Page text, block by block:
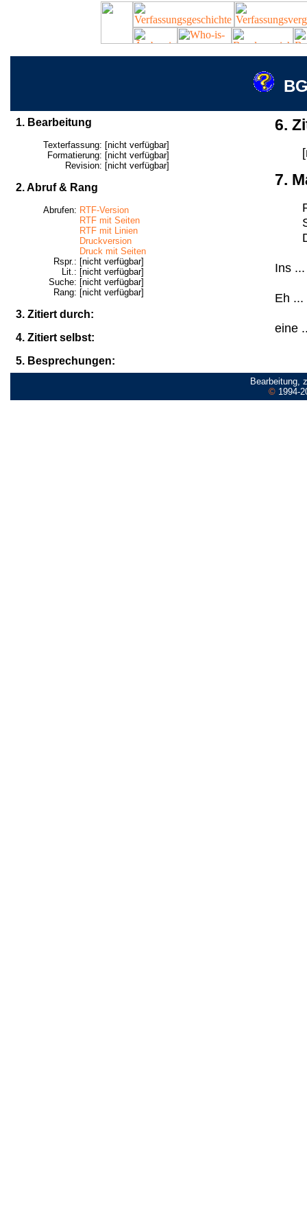
1. Bearbeitung
Texterfassung: [nicht verfügbar]
Formatierung: [nicht verfügbar]
Revision: [nicht verfügbar]
2. Abruf & Rang
Abrufen: RTF-Version
RTF mit Seiten
RTF mit Linien
Druckversion
Druck mit Seiten
Rspr.: [nicht verfügbar]
Lit.: [nicht verfügbar]
Suche: [nicht verfügbar]
Rang: [nicht verfügbar]
3. Zitiert durch:
4. Zitiert selbst:
5. Besprechungen:
6.
7.
Ins ...
Eh ...
eine
Bearbeitung,
©1994-